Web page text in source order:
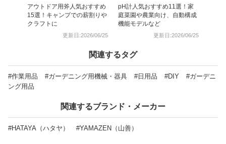
アウトドア用斧人気おすすめ
15選！キャンプでの薪割りや
クラフトに
更新日:2026/06/25
pH計人気おすすめ11選！家
庭菜園や農業向け、自動構成
機能モデルなど
更新日:2026/06/25
関連するタグ
#作業用品 #ガーデニング用機械・器具 #日用品 #DIY
#ガーデニ
ング用品
関連するブランド・メーカー
#HATAYA（ハタヤ） #YAMAZEN（山善）